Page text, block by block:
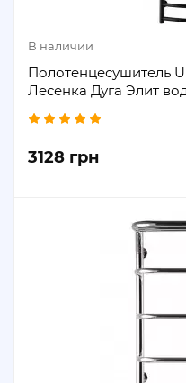
В наличии
Полотенцесушитель
Лесенка Дуга Элит
3128 грн